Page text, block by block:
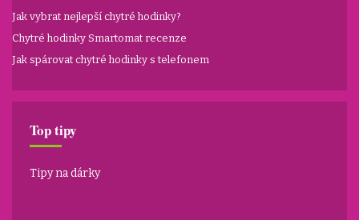
Jak vybrat nejlepší chytré hodinky?
Chytré hodinky Smartomat recenze
Jak spárovat chytré hodinky s telefonem
Top tipy
Tipy na dárky